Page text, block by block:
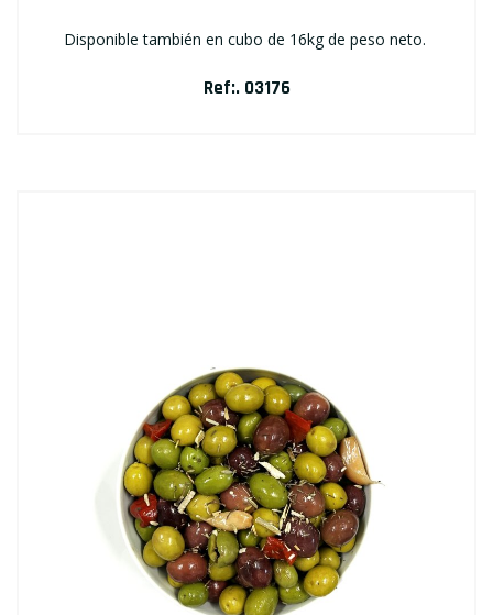
Disponible también en cubo de 16kg de peso neto.
Ref:. 03176